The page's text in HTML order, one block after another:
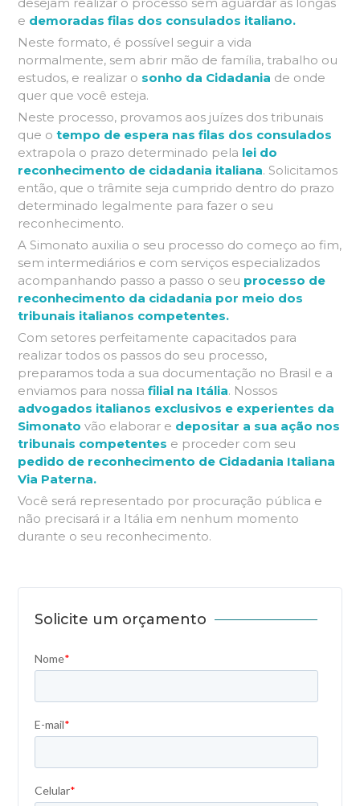
e demoradas filas dos consulados italiano.
Neste formato, é possível seguir a vida
normalmente, sem abrir mão de família, trabalho ou
estudos, e realizar o sonho da Cidadania de onde
quer que você esteja.
Neste processo, provamos aos juízes dos tribunais
que otempo de espera nas filas dos consulados
extrapola o prazo determinado pela lei do
reconhecimento de cidadania italiana. Solicitamos
então, que o trâmite seja cumprido dentro do prazo
determinado legalmente para fazer o seu
reconhecimento.
A Simonato auxilia o seu processo do começo ao fim,
sem intermediários e com serviços especializados
acompanhando passo a passo o seu processo de
reconhecimento da cidadania por meio dos
tribunais italianos competentes.
Com setores perfeitamente capacitados para
realizar todos os passos do seu processo,
preparamos toda a sua documentação no Brasil e a
enviamos para nossafilial na Itália. Nossos
advogados italianos exclusivos e experientes da
Simonatovão elaborar e depositar a sua ação nos
tribunais competentes e proceder com seu
pedido de reconhecimento de Cidadania Italiana
Via Paterna.
Você será representado por procuração pública e
não precisará ir a Itália em nenhum momento
durante o seu reconhecimento.
Solicite um orçamento